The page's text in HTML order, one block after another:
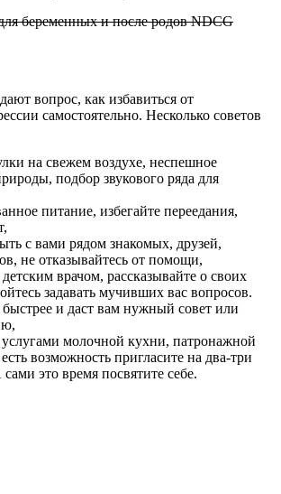
беременных и после родов NDCG
вопрос, как избавиться от
самостоятельно. Несколько советов
на свежем воздухе, неспешное
подбор звукового ряда для
питание, избегайте переедания,
с вами рядом знакомых, друзей,
не отказывайтесь от помощи,
врачом, рассказывайте о своих
задавать мучивших вас вопросов.
и даст вам нужный совет или
услугами молочной кухни, патронажной
возможность пригласите на два-три
это время посвятите себе.